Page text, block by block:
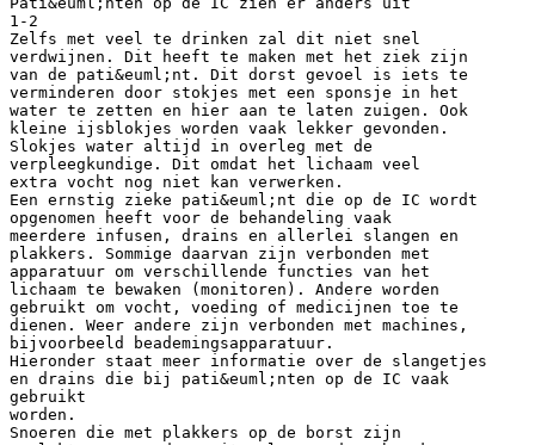
1-2
Zelfs met veel te drinken zal dit niet snel
verdwijnen. Dit heeft te maken met het ziek zijn
van de pati&euml;nt. Dit dorst gevoel is iets te
verminderen door stokjes met een sponsje in het
water te zetten en hier aan te laten zuigen. Ook
kleine ijsblokjes worden vaak lekker gevonden.
Slokjes water altijd in overleg met de
verpleegkundige. Dit omdat het lichaam veel
extra vocht nog niet kan verwerken.
Een ernstig zieke pati&euml;nt die op de IC wordt
opgenomen heeft voor de behandeling vaak
meerdere infusen, drains en allerlei slangen en
plakkers. Sommige daarvan zijn verbonden met
apparatuur om verschillende functies van het
lichaam te bewaken (monitoren). Andere worden
gebruikt om vocht, voeding of medicijnen toe te
dienen. Weer andere zijn verbonden met machines,
bijvoorbeeld beademingsapparatuur.
Hieronder staat meer informatie over de slangetjes
en drains die bij pati&euml;nten op de IC vaak
gebruikt
worden.
Snoeren die met plakkers op de borst zijn